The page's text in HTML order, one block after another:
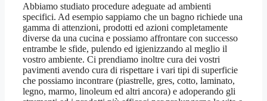
Abbiamo studiato procedure adeguate ad ambienti
specifici. Ad esempio sappiamo che un bagno richiede una
gamma di attenzioni, prodotti ed azioni completamente
diverse da una cucina e possiamo affrontare con successo
entrambe le sfide, pulendo ed igienizzando al meglio il
vostro ambiente. Ci prendiamo inoltre cura dei vostri
pavimenti avendo cura di rispettare i vari tipi di superficie
che possiamo incontrare (piastrelle, gres, cotto, laminato,
legno, marmo, linoleum ed altri ancora) e adoperando gli